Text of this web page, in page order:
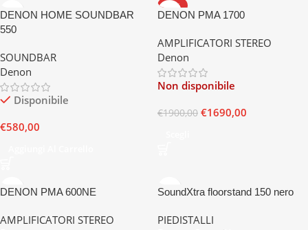
DENON HOME SOUNDBAR
550
SOUNDBAR
Denon
Disponibile
€580,00
-11%
DENON PMA 1700
AMPLIFICATORI STEREO
Denon
Non disponibile
€1900,00 €1690,00
DENON PMA 600NE
AMPLIFICATORI STEREO
SoundXtra floorstand 150 nero
PIEDISTALLI